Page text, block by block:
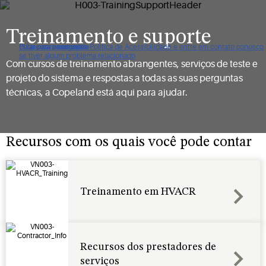
Clique para ver nossa Política de Acessibilidade e entre em contato conosco
se tiver algum problema relacionado
Pular para navegação
Pular para o conteúdo
Pular para pesquisa
Treinamento e suporte
Com cursos de treinamento abrangentes, serviços de teste e
projeto do sistema e respostas a todas as suas perguntas
técnicas, a Copeland está aqui para ajudar.
Recursos com os quais você pode contar
Treinamento em HVACR
Recursos dos prestadores de
serviços